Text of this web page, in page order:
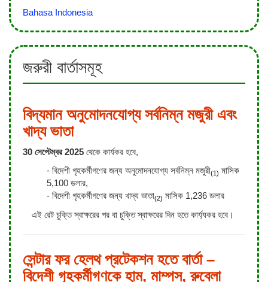
Bahasa Indonesia
জরুরী বার্তাসমূহ
বিদ্যমান অনুমোদনযোগ্য সর্বনিম্ন মজুরী এবং
খাদ্য ভাতা
30 সেপ্টেম্বর 2025 থেকে কার্যকর হবে,
বিদেশী গৃহকর্মীগণের জন্য অনুমোদনযোগ্য সর্বনিম্ন মজুরী(1) মাসিক
5,100 ডলার,
বিদেশী গৃহকর্মীগণের জন্য খাদ্য ভাতা(2) মাসিক 1,236 ডলার
এই রেট চুক্তি স্বাক্ষরের পর বা চুক্তি স্বাক্ষরের দিন হতে কার্য্যকর হবে।
সেন্টার ফর হেলথ প্রটেকশন হতে বার্তা –
বিদেশী গৃহকর্মীগণকে হাম, মাম্পস, রুবেলা